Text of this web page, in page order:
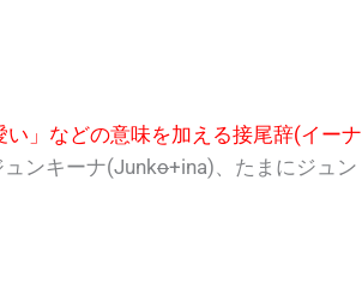
」などの意味を加える接尾辞(イーナ
ュンキーナ(Junko+ina)、たまにジュン